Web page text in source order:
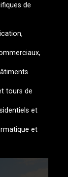
de
tours de
et
et